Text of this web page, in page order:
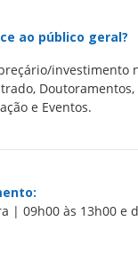
ao público geral?
investimento
Doutoramentos,
e Eventos.
| 09h00 às 13h00 e